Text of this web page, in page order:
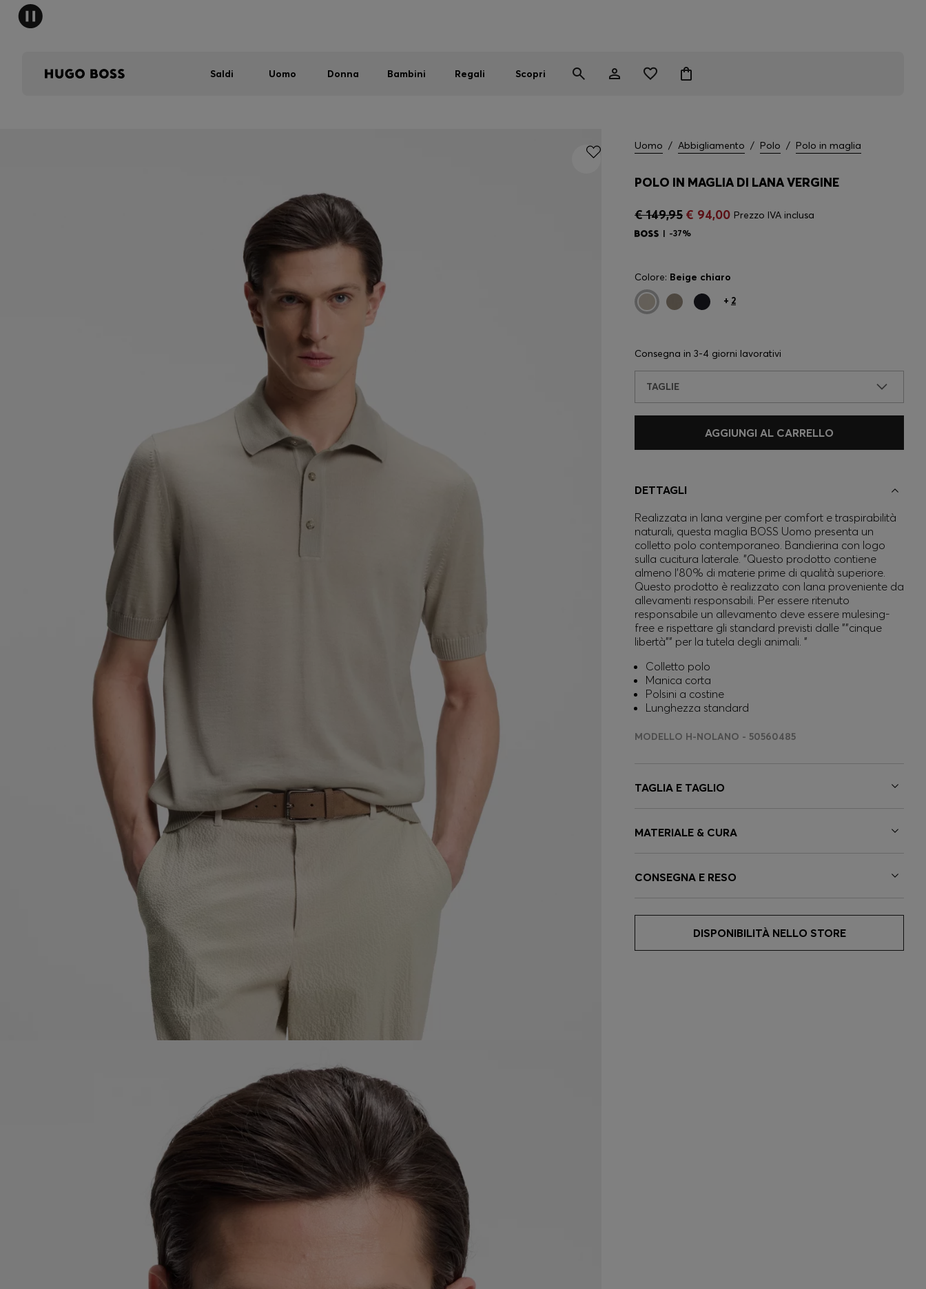
Saldi Uomo Donna Bambini Regali Scopri
Uomo / Abbigliamento / Polo / Polo in maglia
POLO IN MAGLIA DI LANA VERGINE
€ 149,95 € 94,00 Prezzo IVA inclusa
-37%
Colore: Beige chiaro
+ 2
Consegna in 3-4 giorni lavorativi
TAGLIE
AGGIUNGI AL CARRELLO
DETTAGLI
Realizzata in lana vergine per comfort e traspirabilità
naturali, questa maglia BOSS Uomo presenta un
colletto polo contemporaneo. Bandierina con logo
sulla cucitura laterale. "Questo prodotto contiene
almeno l'80% di materie prime di qualità superiore.
Questo prodotto è realizzato con lana proveniente da
allevamenti responsabili. Per essere ritenuto
responsabile un allevamento deve essere mulesing-
free e rispettare gli standard previsti dalle ""cinque
libertà"" per la tutela degli animali. "
Colletto polo
Manica corta
Polsini a costine
Lunghezza standard
MODELLO H-NOLANO - 50560485
TAGLIA E TAGLIO
MATERIALE & CURA
CONSEGNA E RESO
DISPONIBILITÀ NELLO STORE